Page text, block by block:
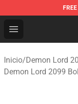
FREE
Open menu
Demon Lord
Inicio/Demon Lord
Demon Lord 2099